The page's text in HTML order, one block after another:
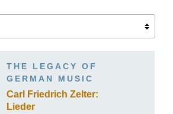
THE LEGACY OF
GERMAN MUSIC
Carl Friedrich Zelter:
Lieder